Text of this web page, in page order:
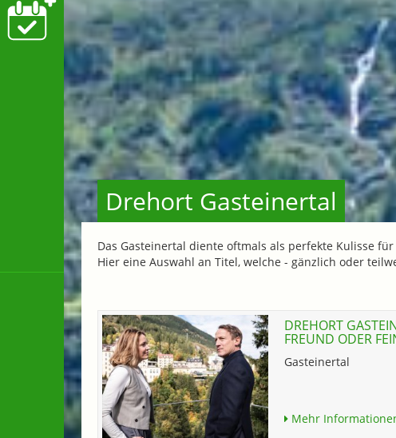
Drehort Gasteinertal
Das Gasteinertal diente oftmals als perfekte Kulisse
Hier eine Auswahl an Titel, welche - gänzlich oder
DREHORT
FREUND ODER
Gasteinertal
Mehr